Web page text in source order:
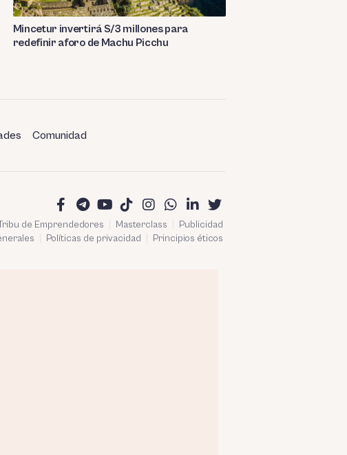
Mincetur invertirá S/3 millones para
redefinir aforo de Machu Picchu
Comunidad
de Emprendedores Masterclass
Publicidad
Políticas de privacidad Principios éticos